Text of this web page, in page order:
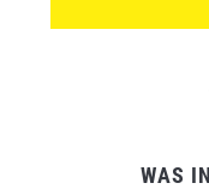
WAS